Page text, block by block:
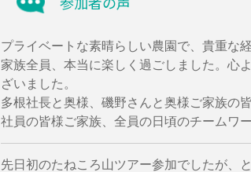
プライベートな素晴らしい農園で、貴重な
家族全員、本当に楽しく過ごしました。心
ざいました。
多根社長と奥様、磯野さんと奥様ご家族の
社員の皆様ご家族、全員の日頃のチームワ
先日初のたねころ山ツアー参加でしたが、